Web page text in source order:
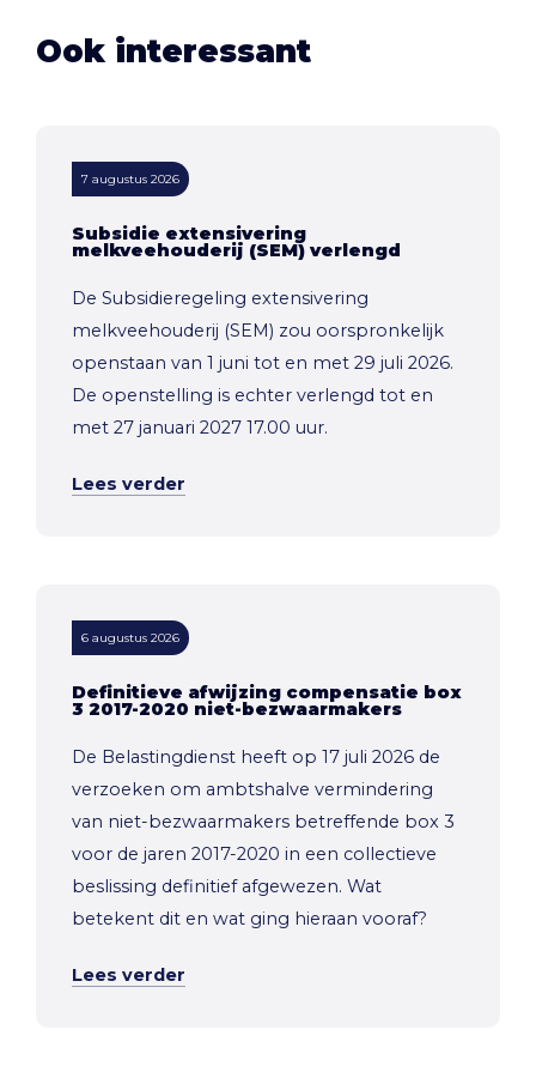
Ook interessant
7 augustus 2026
Subsidie extensivering
melkveehouderij (SEM) verlengd
De Subsidieregeling extensivering
melkveehouderij (SEM) zou oorspronkelijk
openstaan van 1 juni tot en met 29 juli 2026.
De openstelling is echter verlengd tot en
met 27 januari 2027 17.00 uur.
Lees verder
6 augustus 2026
Definitieve afwijzing compensatie box
3 2017-2020 niet-bezwaarmakers
De Belastingdienst heeft op 17 juli 2026 de
verzoeken om ambtshalve vermindering
van niet-bezwaarmakers betreffende box 3
voor de jaren 2017-2020 in een collectieve
beslissing definitief afgewezen. Wat
betekent dit en wat ging hieraan vooraf?
Lees verder